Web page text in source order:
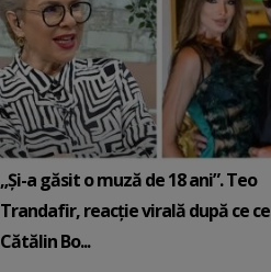
„Și-a găsit o muză de 18 ani”. Teo
Trandafir, reacție virală după ce ce
Cătălin Bo...